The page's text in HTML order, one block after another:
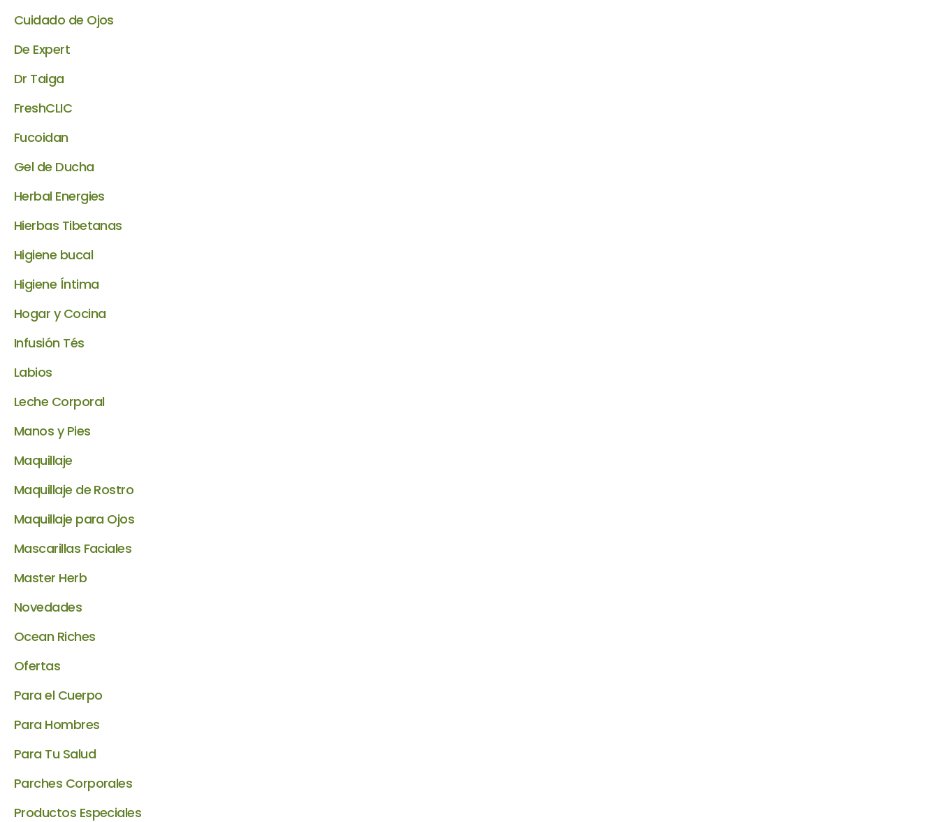
Cuidado de Ojos
De Expert
Dr Taiga
FreshCLIC
Fucoidan
Gel de Ducha
Herbal Energies
Hierbas Tibetanas
Higiene bucal
Higiene Íntima
Hogar y Cocina
Infusión Tés
Labios
Leche Corporal
Manos y Pies
Maquillaje
Maquillaje de Rostro
Maquillaje para Ojos
Mascarillas Faciales
Master Herb
Novedades
Ocean Riches
Ofertas
Para el Cuerpo
Para Hombres
Para Tu Salud
Parches Corporales
Productos Especiales